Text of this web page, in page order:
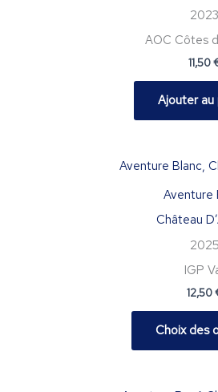
2023
AOC Côtes
11,50
Ajouter au
Aventure
Château
2025
IGP
12,50
Choix des